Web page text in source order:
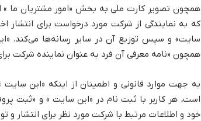
همچون تصویر کارت ملی به بخش «امور مشتریان ما »
که به نمایندگی از شرکت مورد درخواست برای انتشار
سایت» و سپس توزیع آن در سایر رسانه‌ها می‌کند.
همچون «نامه معرفی آن فرد به عنوان نماینده شرکت
به جهت موارد قانونی و اطمینان از اینکه «این
است، هر کاربر با ثبت نام در «این سایت » و «ثبت
خود و اطلاعات مرتبط با شرکت مورد نظر برای انتشار و